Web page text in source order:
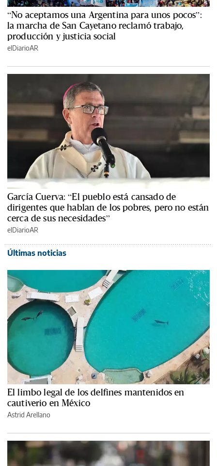
“No aceptamos una Argentina para unos pocos”:
la marcha de San Cayetano reclamó trabajo,
producción y justicia social
elDiarioAR
García Cuerva: “El pueblo está cansado de
dirigentes que hablan de los pobres, pero no están
cerca de sus necesidades”
elDiarioAR
Últimas noticias
El limbo legal de los delfines mantenidos en
cautiverio en México
Astrid Arellano